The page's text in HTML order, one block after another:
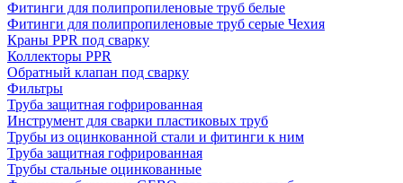
Фитинги для полипропиленовые труб белые
Фитинги для полипропиленовые труб серые Чехия
Краны PPR под сварку
Коллекторы PPR
Обратный клапан под сварку
Фильтры
Труба защитная гофрированная
Инструмент для сварки пластиковых труб
Трубы из оцинкованной стали и фитинги к ним
Труба защитная гофрированная
Трубы стальные оцинкованные